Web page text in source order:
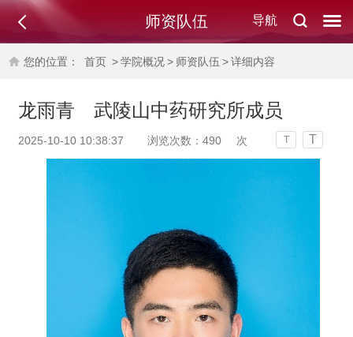
导航
师资队伍
您的位置： 首页 >学院概况> 师资队伍 >详细内容
龙雨青 武陵山中药研究所成员
2025-10-10 10:38:37 浏览次数： 490 次 T T